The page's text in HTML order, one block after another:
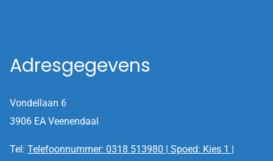
Adresgegevens
Vondellaan 6
3906 EA Veenendaal
Tel: Telefoonnummer: 0318 513980 | Spoed: Kies 1 |